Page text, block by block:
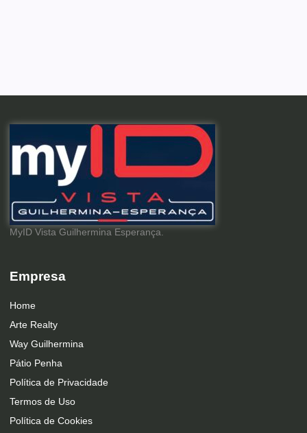
MyID Vista Guilhermina Esperança.
Empresa
Home
Arte Realty
Way Guilhermina
Pátio Penha
Política de Privacidade
Termos de Uso
Política de Cookies